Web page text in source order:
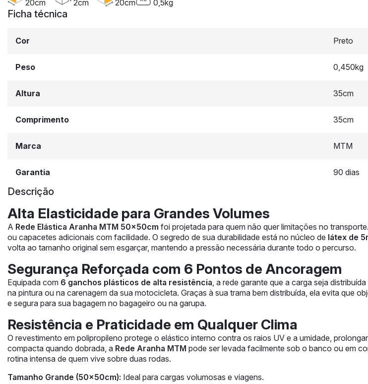
20cm
2cm
20cm
0,5kg
Ficha técnica
Cor Preto
Peso 0,450kg
Altura 35cm
Comprimento 35cm
Marca MTM
Garantia 90 dias
Descrição
Alta Elasticidade para Grandes Volumes
A Rede Elástica Aranha MTM 50x50cm foi projetada para quem não quer limitações no
ou capacetes adicionais com facilidade. O segredo de sua durabilidade está no núcleo de látex de
volta ao tamanho original sem esgarçar, mantendo a pressão necessária durante todo o percurso.
Segurança Reforçada com 6 Pontos de Ancoragem
Equipada com 6 ganchos plásticos de alta resistência, a rede garante que a carga seja
na pintura ou na carenagem da sua motocicleta. Graças à sua trama bem distribuída, ela evita
e segura para sua bagagem no bagageiro ou na garupa.
Resistência e Praticidade em Qualquer Clima
O revestimento em polipropileno protege o elástico interno contra os raios UV e a umidade,
compacta quando dobrada, a Rede Aranha MTM pode ser levada facilmente sob o banco ou em
rotina intensa de quem vive sobre duas rodas.
Tamanho Grande (50x50cm): Ideal para cargas volumosas e viagens.